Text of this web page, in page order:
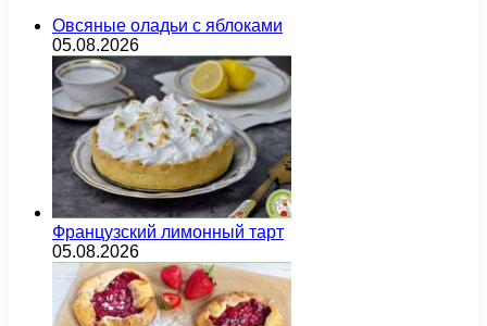
Овсяные оладьи с яблоками
05.08.2026
Французский лимонный тарт
05.08.2026